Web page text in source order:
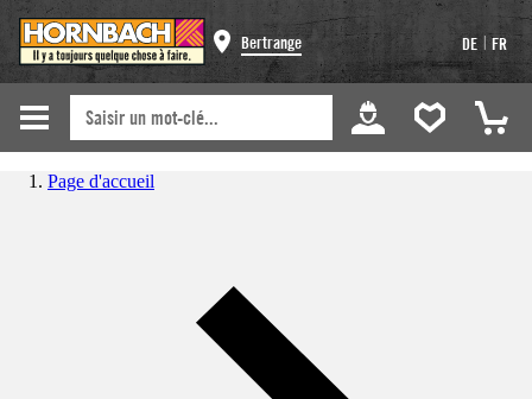
Bertrange DE | FR
Page d'accueil